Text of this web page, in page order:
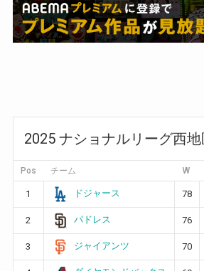
2025 ナショナルリーグ西
Pos チーム W
1 ドジャース 78
2 パドレス 76
3 ジャイアンツ 70